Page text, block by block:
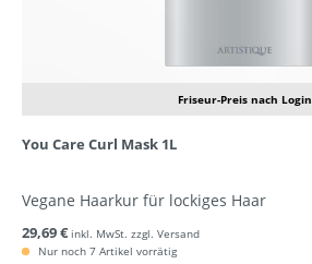
Friseur-Preis nach Login
You Care Curl Mask 1L
Vegane Haarkur für lockiges Haar
29,69 € inkl. MwSt. zzgl. Versand
Nur noch 7 Artikel vorrätig